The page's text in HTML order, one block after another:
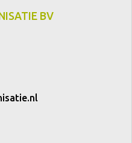
BV